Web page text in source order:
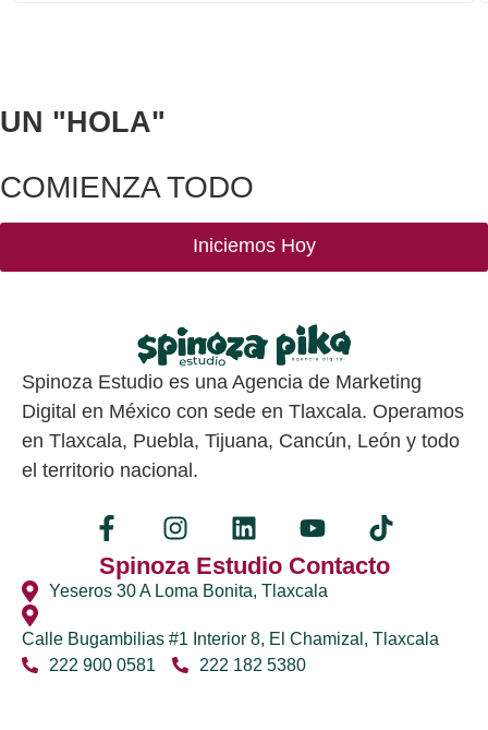
UN "HOLA"
COMIENZA TODO
Iniciemos Hoy
Spinoza Estudio es una Agencia de Marketing
Digital en México con sede en Tlaxcala. Operamos
en Tlaxcala, Puebla, Tijuana, Cancún, León y todo
el territorio nacional.
Spinoza Estudio Contacto
Yeseros 30 A Loma Bonita, Tlaxcala
Calle Bugambilias #1 Interior 8, El Chamizal, Tlaxcala
222 900 0581
222 182 5380